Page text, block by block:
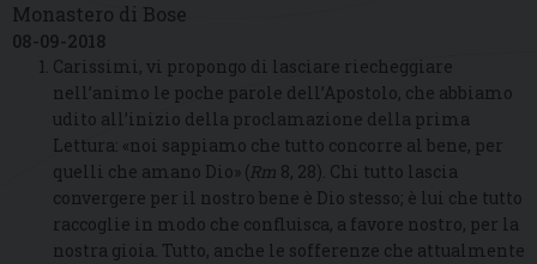
Monastero di Bose
08-09-2018
Carissimi, vi propongo di lasciare riecheggiare
nell’animo le poche parole dell’Apostolo, che abbiamo
udito all’inizio della proclamazione della prima
Lettura: «noi sappiamo che tutto concorre al bene, per
quelli che amano Dio» (Rm 8, 28). Chi tutto lascia
convergere per il nostro bene è Dio stesso; è lui che tutto
raccoglie in modo che confluisca, a favore nostro, per la
nostra gioia. Tutto, anche le sofferenze che attualmente